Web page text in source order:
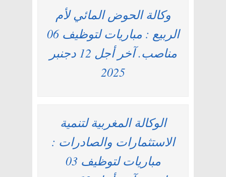
وكالة الحوض المائي لأم
الربيع : مباريات لتوظيف 06
مناصب. آخر أجل 12 دجنبر
2025
الوكالة المغربية لتنمية
الاستثمارات والصادرات :
مباريات لتوظيف 03